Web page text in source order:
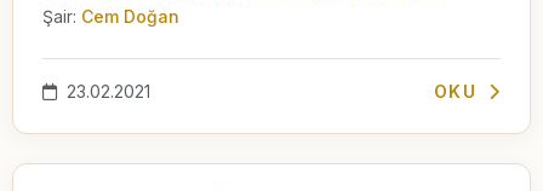
Şair: Cem Doğan
23.02.2021 OKU